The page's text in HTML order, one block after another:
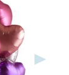
na našem
na
květiny